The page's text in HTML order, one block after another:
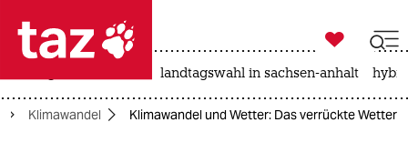
 taz zahl ich
taz zahl ich

taz zahl ich
landtagswahl in sachsen-anhalt
Klimawandel Klimawandel und Wetter: Das verrückte Wetter